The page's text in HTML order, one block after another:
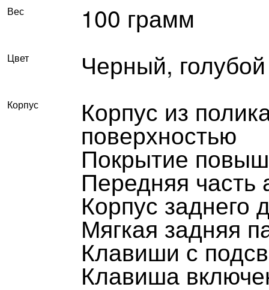
Вес 100 грамм
Цвет Черный, голубой
Корпус Корпус из
поверхностью
Покрытие
Передняя часть
Корпус заднего
Мягкая задняя
Клавиши с
Клавиша